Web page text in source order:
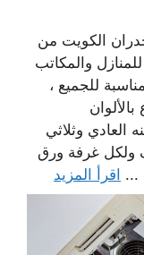
الكويت من
والمكاتب
للجميع ،
العادي وثلاثي
ولكل غرفة ورق
... اقرأ المزيد